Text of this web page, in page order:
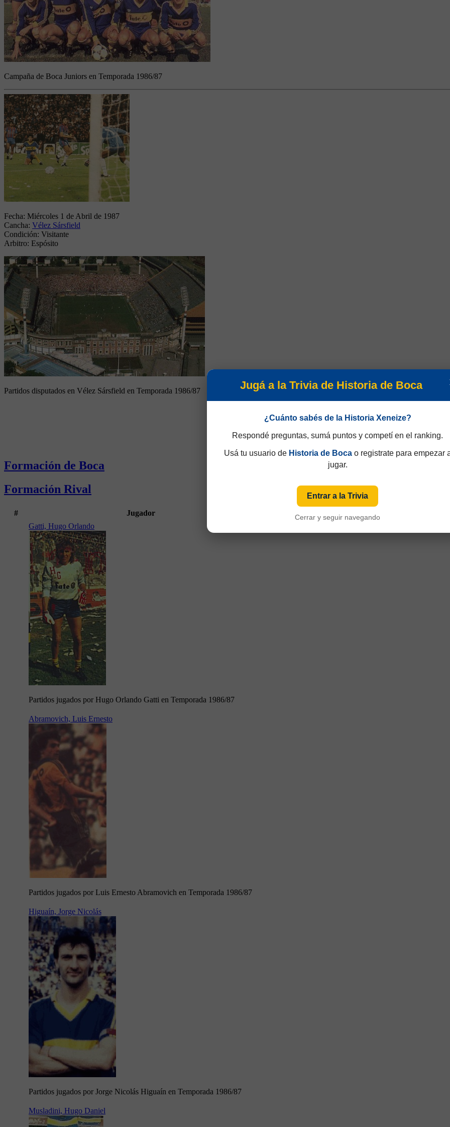
Campaña de Boca Juniors en Temporada 1986/87
Fecha: Miércoles 1 de Abril de 1987
Cancha: Vélez Sársfield
Condición: Visitante
Arbitro: Espósito
Partidos disputados en Vélez Sársfield en Temporada 1986/87
Formación de Boca
Formación Rival
#
Jugador
Gatti, Hugo Orlando
Partidos jugados por Hugo Orlando Gatti en Temporada 1986/87
Abramovich, Luis Ernesto
Partidos jugados por Luis Ernesto Abramovich en Temporada 1986/87
Higuaín, Jorge Nicolás
Partidos jugados por Jorge Nicolás Higuaín en Temporada 1986/87
Musladini, Hugo Daniel
Jugá a la Trivia de Historia de Boca
¿Cuánto sabés de la Historia Xeneize?
Respondé preguntas, sumá puntos y competí en el ranking.
Usá tu usuario de Historia de Bocao registrate para empezar
jugar.
Entrar a la Trivia
Cerrar y seguir navegando